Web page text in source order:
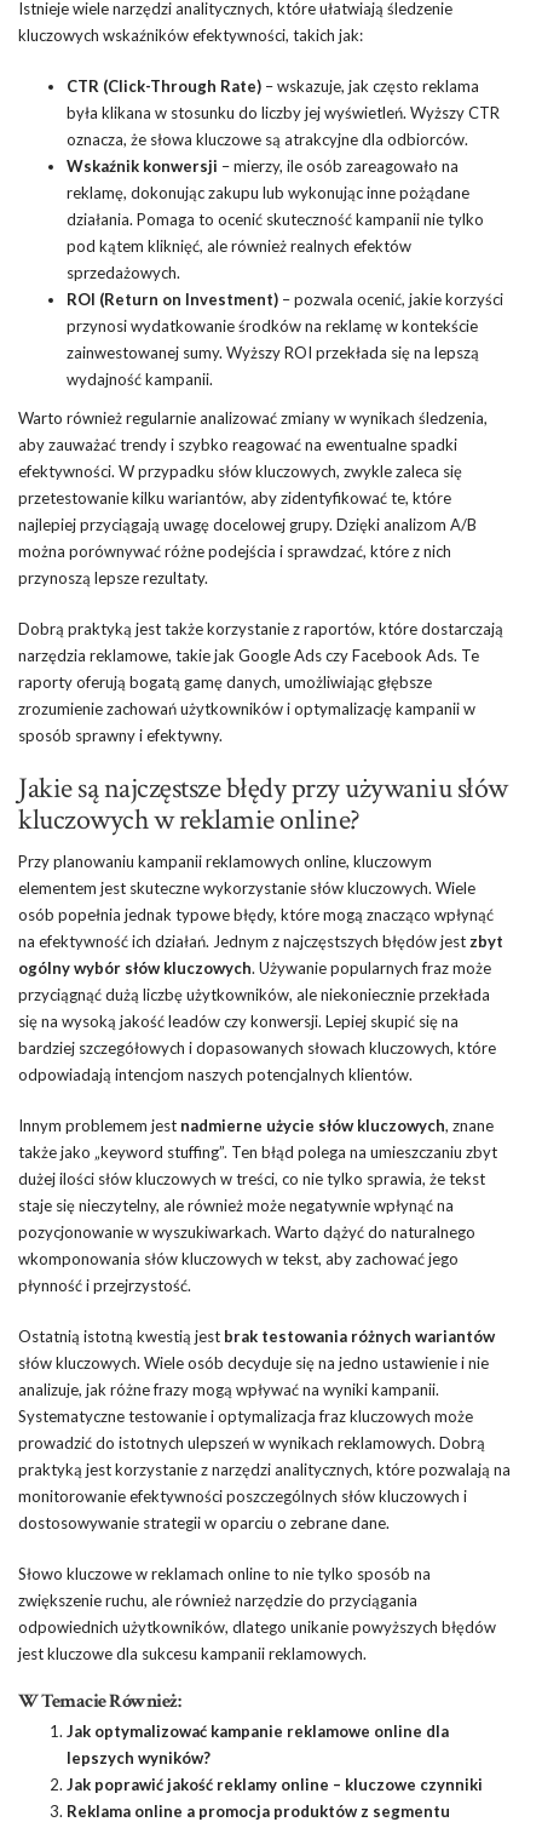
Istnieje wiele narzędzi analitycznych, które ułatwiają śledzenie
kluczowych wskaźników efektywności, takich jak:
CTR (Click-Through Rate) – wskazuje, jak często reklama
była klikana w stosunku do liczby jej wyświetleń. Wyższy CTR
oznacza, że słowa kluczowe są atrakcyjne dla odbiorców.
Wskaźnik konwersji – mierzy, ile osób zareagowało na
reklamę, dokonując zakupu lub wykonując inne pożądane
działania. Pomaga to ocenić skuteczność kampanii nie tylko
pod kątem kliknięć, ale również realnych efektów
sprzedażowych.
ROI (Return on Investment) – pozwala ocenić, jakie korzyści
przynosi wydatkowanie środków na reklamę w kontekście
zainwestowanej sumy. Wyższy ROI przekłada się na lepszą
wydajność kampanii.
Warto również regularnie analizować zmiany w wynikach śledzenia,
aby zauważać trendy i szybko reagować na ewentualne spadki
efektywności. W przypadku słów kluczowych, zwykle zaleca się
przetestowanie kilku wariantów, aby zidentyfikować te, które
najlepiej przyciągają uwagę docelowej grupy. Dzięki analizom A/B
można porównywać różne podejścia i sprawdzać, które z nich
przynoszą lepsze rezultaty.
Dobrą praktyką jest także korzystanie z raportów, które dostarczają
narzędzia reklamowe, takie jak Google Ads czy Facebook Ads. Te
raporty oferują bogatą gamę danych, umożliwiając głębsze
zrozumienie zachowań użytkowników i optymalizację kampanii w
sposób sprawny i efektywny.
Jakie są najczęstsze błędy przy używaniu słów
kluczowych w reklamie online?
Przy planowaniu kampanii reklamowych online, kluczowym
elementem jest skuteczne wykorzystanie słów kluczowych. Wiele
osób popełnia jednak typowe błędy, które mogą znacząco wpłynąć
na efektywność ich działań. Jednym z najczęstszych błędów jest zbyt
ogólny wybór słów kluczowych. Używanie popularnych fraz może
przyciągnąć dużą liczbę użytkowników, ale niekoniecznie przekłada
się na wysoką jakość leadów czy konwersji. Lepiej skupić się na
bardziej szczegółowych i dopasowanych słowach kluczowych, które
odpowiadają intencjom naszych potencjalnych klientów.
Innym problemem jest nadmierne użycie słów kluczowych, znane
także jako „keyword stuffing”. Ten błąd polega na umieszczaniu zbyt
dużej ilości słów kluczowych w treści, co nie tylko sprawia, że tekst
staje się nieczytelny, ale również może negatywnie wpłynąć na
pozycjonowanie w wyszukiwarkach. Warto dążyć do naturalnego
wkomponowania słów kluczowych w tekst, aby zachować jego
płynność i przejrzystość.
Ostatnią istotną kwestią jest brak testowania różnych wariantów
słów kluczowych. Wiele osób decyduje się na jedno ustawienie i nie
analizuje, jak różne frazy mogą wpływać na wyniki kampanii.
Systematyczne testowanie i optymalizacja fraz kluczowych może
prowadzić do istotnych ulepszeń w wynikach reklamowych. Dobrą
praktyką jest korzystanie z narzędzi analitycznych, które pozwalają na
monitorowanie efektywności poszczególnych słów kluczowych i
dostosowywanie strategii w oparciu o zebrane dane.
Słowo kluczowe w reklamach online to nie tylko sposób na
zwiększenie ruchu, ale również narzędzie do przyciągania
odpowiednich użytkowników, dlatego unikanie powyższych błędów
jest kluczowe dla sukcesu kampanii reklamowych.
W Temacie Również:
Jak optymalizować kampanie reklamowe online dla
lepszych wyników?
Jak poprawić jakość reklamy online – kluczowe czynniki
Reklama online a promocja produktów z segmentu